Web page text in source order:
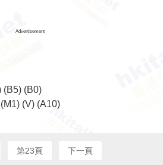
Advertisement
(B5) (B0)
(M1) (V) (A10)
第23頁 下一頁